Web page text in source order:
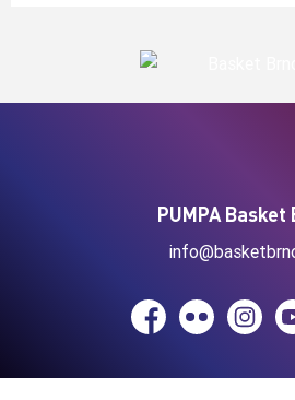
PUMPA Basket
Facebook
Flickr